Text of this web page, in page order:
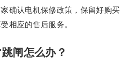
确认电机保修政策，保留好购买
相应的售后服务。
闸怎么办？